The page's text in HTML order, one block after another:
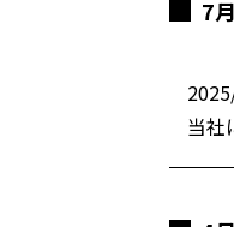
7月
当社